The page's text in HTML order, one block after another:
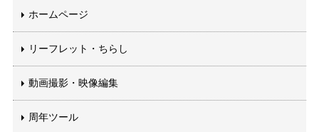
ホームページ
リーフレット・ちらし
動画撮影・映像編集
周年ツール